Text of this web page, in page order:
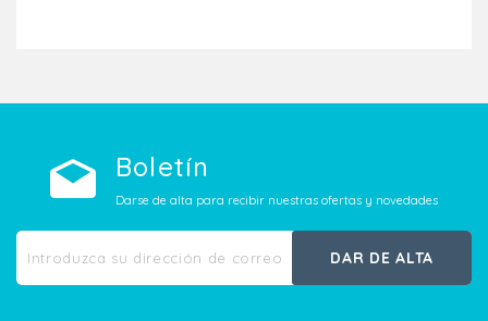
Boletín
Darse de alta para recibir nuestras ofertas y novedades
DAR DE ALTA